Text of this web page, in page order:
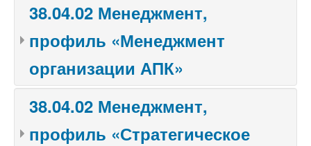
38.04.02 Менеджмент,
профиль «Менеджмент
организации АПК»
38.04.02 Менеджмент,
профиль «Стратегическое